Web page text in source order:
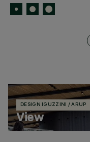
DESIGN IGUZZINI / ARUP
View